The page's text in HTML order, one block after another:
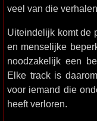
veel van die
Uiteindelijk komt de
en menselijke
noodzakelijk een
Elke track is
voor iemand die
heeft verloren.